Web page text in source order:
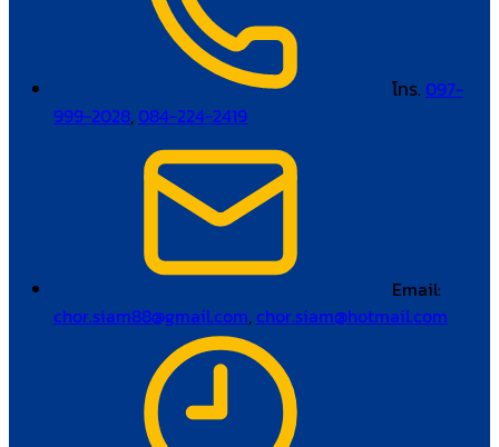
โทร. 097-
999-2028,084-224-2419
Email:
chor.siam88@gmail.com,chor.siam@hotmail.com